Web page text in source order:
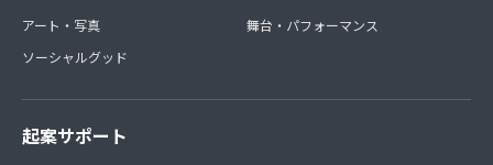
アート・写真
ソーシャルグッド
舞台・パフォーマンス
起案サポート